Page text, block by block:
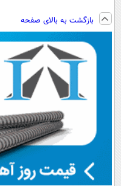
بازگشت به بالای صفحه